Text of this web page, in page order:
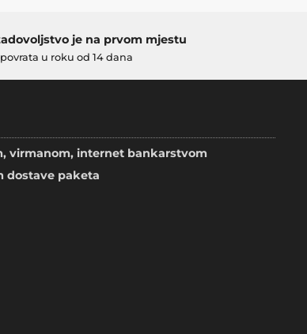
je na prvom mjestu
u roku od 14 dana
virmanom, internet bankarstvom
dostave paketa